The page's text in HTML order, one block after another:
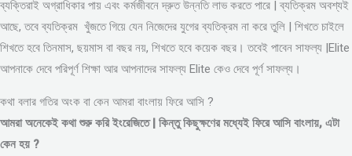
ব্যক্তিরাই অগ্রাধিকার পায় এবং কর্মজীবনে দ্রুত উন্নতি লাভ করতে পারে | ব্যতিক্রম অবশ্যই
আছে, তবে ব্যতিক্রম খুঁজতে গিয়ে যেন নিজেদের যুগের ব্যতিক্রম না করে তুলি | শিখতে চাইলে
শিখতে হবে তিনমাস, ছয়মাস বা বছর নয়, শিখতে হবে কয়েক বছর। তবেই পাবেন সাফল্য |Elite
আপনাকে দেবে পরিপূর্ণ শিক্ষা আর আপনাদের সাফল্য Elite কেও দেবে পূর্ণ সাফল্য।
কথা বলার গতির অংক বা কেন আমরা বাংলায় ফিরে আসি ?
আমরা অনেকেই কথা শুরু করি ইংরেজিতে | কিন্তু কিছুক্ষণের মধ্যেই ফিরে আসি বাংলায়, এটা
কেন হয় ?